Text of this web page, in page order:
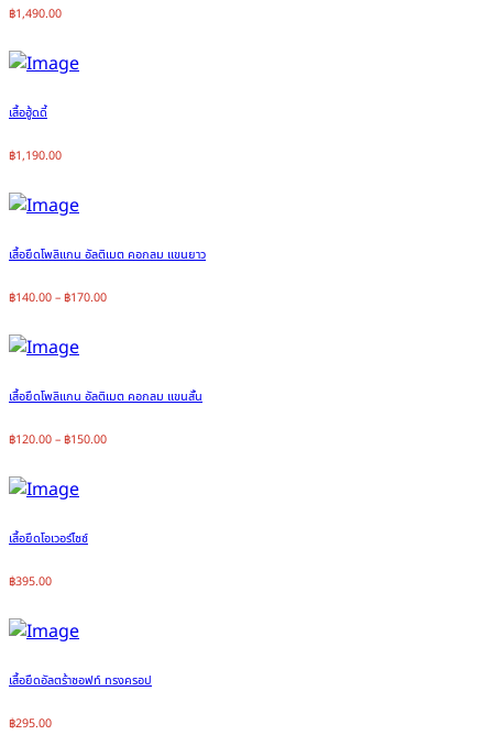
฿1,490.00
เสื้อฮู้ดดี้
฿1,190.00
เสื้อยืดโพลิแกน อัลติเมต คอกลม แขนยาว
฿140.00 – ฿170.00
เสื้อยืดโพลิแกน อัลติเมต คอกลม แขนสั้น
฿120.00 – ฿150.00
เสื้อยืดโอเวอร์ไซซ์
฿395.00
เสื้อยืดอัลตร้าซอฟท์ ทรงครอป
฿295.00